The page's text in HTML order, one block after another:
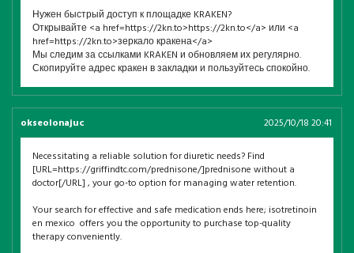
Нужен быстрый доступ к площадке KRAKEN?
Открывайте <a href=https://2kn.to>https://2kn.to</a> или <a
href=https://2kn.to>зеркало кракена</a>
Мы следим за ссылками KRAKEN и обновляем их регулярно.
Скопируйте адрес кракен в закладки и пользуйтесь спокойно.
okseolonajuc 2025/10/18 20:41
Necessitating a reliable solution for diuretic needs? Find
[URL=https://griffindtc.com/prednisone/]prednisone without a
doctor[/URL] , your go-to option for managing water retention.
Your search for effective and safe medication ends here; isotretinoin
en mexico offers you the opportunity to purchase top-quality
therapy conveniently.